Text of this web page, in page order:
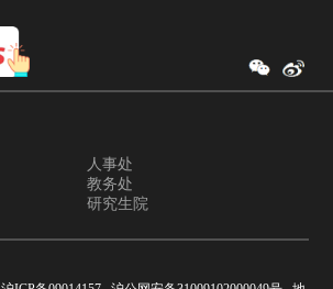
人事处
教务处
研究生院